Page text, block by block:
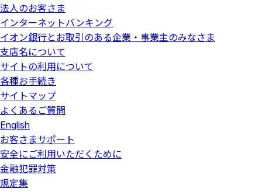
法人のお客さま
インターネットバンキング
イオン銀行とお取引のある企業・事業主のみなさま
支店名について
サイトの利用について
各種お手続き
サイトマップ
よくあるご質問
English
お客さまサポート
安全にご利用いただくために
金融犯罪対策
規定集